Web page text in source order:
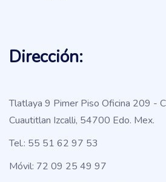
Dirección:
Tlatlaya 9 Pimer Piso Oficina 209 -
Cuautitlan Izcalli, 54700 Edo. Mex.
Tel.: 55 51 62 97 53
Móvil: 72 09 25 49 97